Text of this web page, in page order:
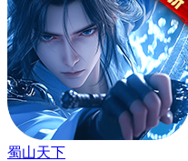
蜀山天下